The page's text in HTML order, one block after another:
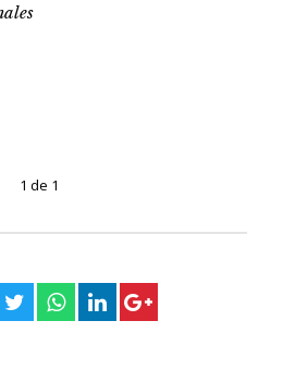
1 de 1